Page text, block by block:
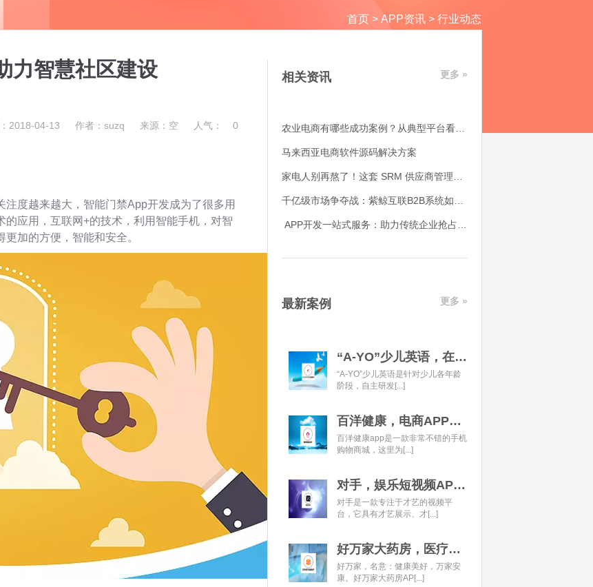
首页 > APP资讯 > 行业动态
力智慧社区建设
2018-04-13 作者：suzq 来源：空 人气： 0
度越来越大，智能门禁App开发成为了很多用
的应用，互联网+的技术，利用智能手机，对智
加的方便，智能和安全。
相关资讯 更多 »
马来西亚电商软件源码解决方案
最新案例 更多 »
“A-YO”少儿英语，在线语言学习平台开发经典案例
“A-YO”少儿英语是针对少儿各年龄
阶段，自主研发[...]
百洋健康，电商APP开发经典案例
百洋健康app是一款非常不错的手机
购物商城，这里为[...]
对手，娱乐短视频APP开发经典案例
对手是一款专注于才艺的视频平
台，它具有才艺展示、才[...]
好万家大药房，医疗健康APP开发经典案例
好万家，名意：健康美好，万家安
康。好万家大药房AP[...]